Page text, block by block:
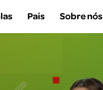
Pais Sobre nós